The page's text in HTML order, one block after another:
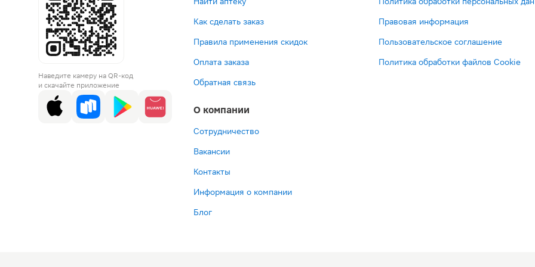
Наведите камеру на QR-код
и скачайте приложение
Как сделать заказ
Правила применения скидок
Оплата заказа
Обратная связь
О компании
Сотрудничество
Вакансии
Контакты
Информация о компании
Блог
Правовая информация
Пользовательское соглашение
Политика обработки файлов Cookie